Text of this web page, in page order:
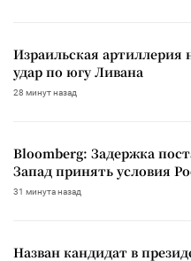
Израильская артиллерия
удар по югу Ливана
28 минут назад
Bloomberg: Задержка
Запад принять условия
31 минута назад
Назван кандидат в